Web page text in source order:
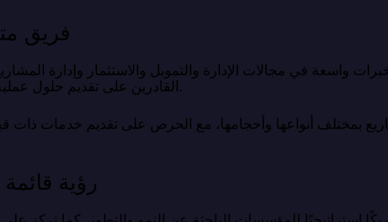
فريق
واسعة في مجالات الإدارة والتمويل والاستثمار وإدارة
القادرين على تقديم حلول عملية تناسب احتياجات العملاء المختلفة.
بمختلف أنواعها وأحجامها، مع الحرص على تقديم خدمات
رؤية